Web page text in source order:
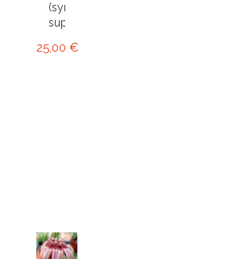
(syn.
superbum)
25,00 €